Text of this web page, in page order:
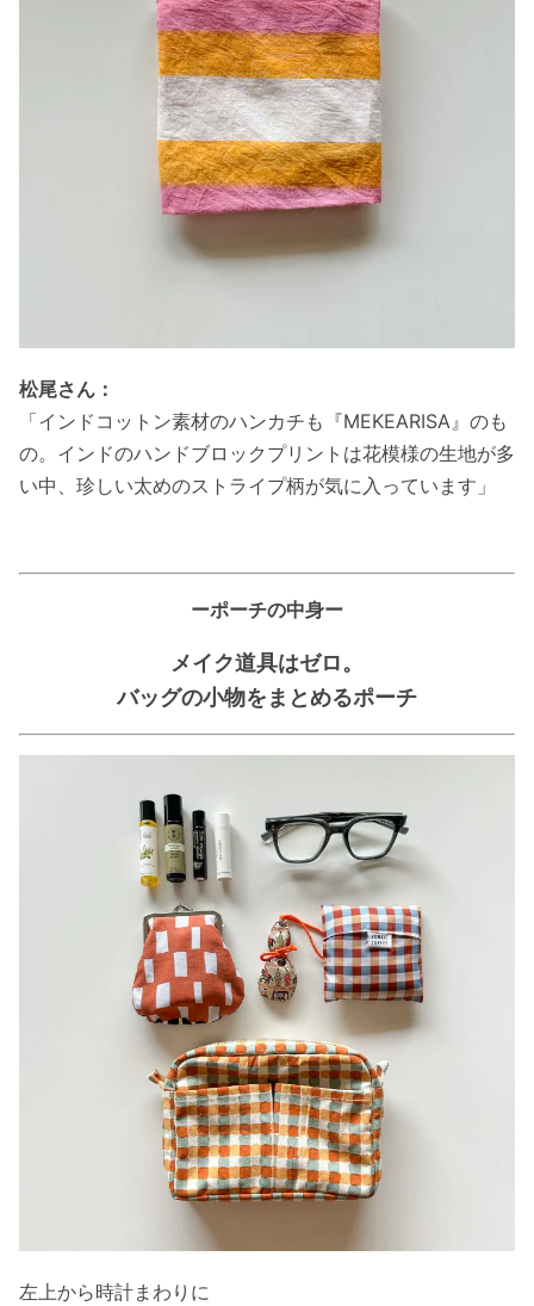
松尾さん：
「インドコットン素材のハンカチも『MEKEARISA』のも
の。インドのハンドブロックプリントは花模様の生地が多
い中、珍しい太めのストライプ柄が気に入っています」
ーポーチの中身ー
メイク道具はゼロ。
バッグの小物をまとめるポーチ
左上から時計まわりに